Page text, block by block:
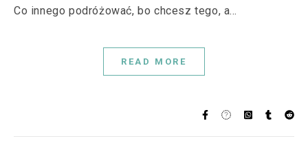
Co innego podróżować, bo chcesz tego, a…
READ MORE